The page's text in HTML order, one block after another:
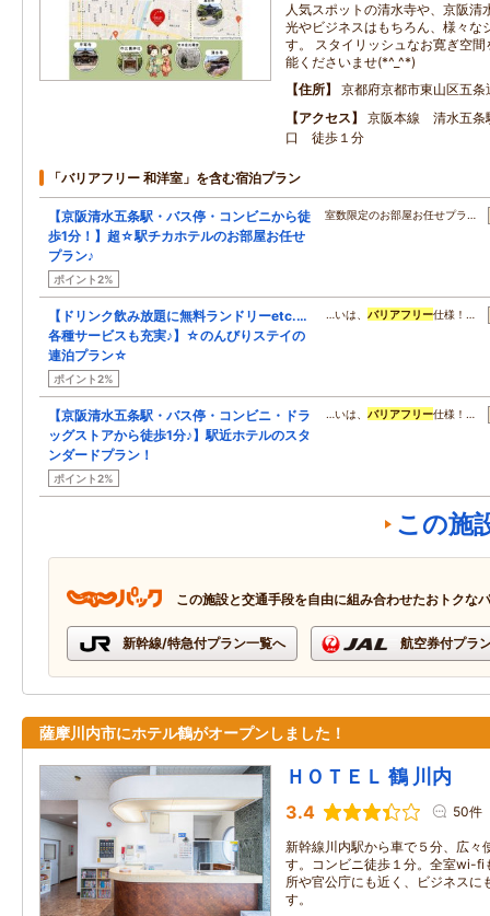
人気スポットの清水寺や、京阪清
光やビジネスはもちろん、様々な
す。 スタイリッシュなお寛ぎ空
能くださいませ(*^_^*)
住所
京都府京都市東山区五
アクセス
京阪本線 清水五
口 徒歩１分
「バリアフリー 和洋室」を含む宿泊プラン
【京阪清水五条駅・バス停・コンビニから徒
歩1分！】超☆駅チカホテルのお部屋お任せ
プラン♪
ポイント2%
室数限定のお部屋お任せプラ…
【ドリンク飲み放題に無料ランドリーetc.…
各種サービスも充実♪】☆のんびりステイの
連泊プラン☆
ポイント2%
…いは、 バリアフリー仕様！…
【京阪清水五条駅・バス停・コンビニ・ドラ
ッグストアから徒歩1分♪】駅近ホテルのスタ
ンダードプラン！
ポイント2%
…いは、 バリアフリー仕様！…
この施
この施設と交通手段を自由に組み合わせたおトクな
新幹線/特急付プラン一覧へ 航空券付プラ
薩摩川内市にホテル鶴がオープンしました！
ＨＯＴＥＬ 鶴 川内
3.4 50件
新幹線川内駅から車で５分、広々
す。コンビニ徒歩１分。全室wi-fi
所や官公庁にも近く、ビジネスに
す。